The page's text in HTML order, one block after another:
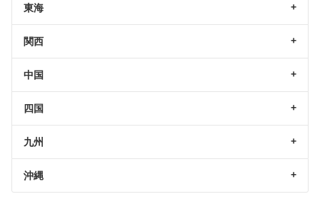
東海
関西
中国
四国
九州
沖縄